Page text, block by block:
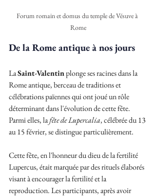
Forum romain et domus du temple de Vésuve à
Rome
De la Rome antique à nos jours
La Saint-Valentin plonge ses racines dans la
Rome antique, berceau de traditions et
célébrations païennes qui ont joué un rôle
déterminant dans l'évolution de cette fête.
Parmi elles, la fête de Lupercalia, célébrée du 13
au 15 février, se distingue particulièrement.
Cette fête, en l'honneur du dieu de la fertilité
Lupercus, était marquée par des rituels élaborés
visant à encourager la fertilité et la
reproduction. Les participants, après avoir